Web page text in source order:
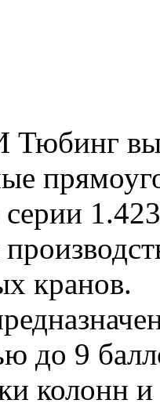
кранов.
до 9
колонн